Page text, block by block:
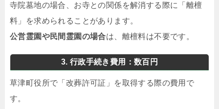
寺院墓地の場合、お寺との関係を解消する際に「離檀
料」を求められることがあります。
公営霊園や民間霊園の場合は、離檀料は不要です。
3. 行政手続き費用：数百円
草津町役所で「改葬許可証」を取得する際の費用で
す。